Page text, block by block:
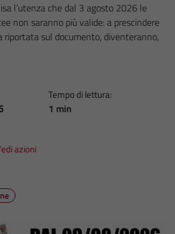
l’utenza che dal 3 agosto 2026 le
non saranno più valide: a prescindere
riportata sul documento, diventeranno,
Tempo di lettura:
1 min
azioni